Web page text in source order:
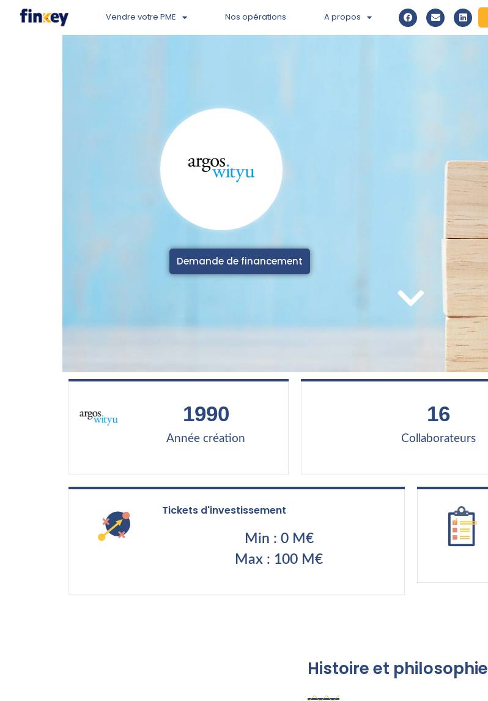
Vendre votre PME Nos opérations A propos
Demande de financement
Année création
1990
Collaborateurs
16
Tickets d'investissement
Min : 0 M€
Max : 100 M€
Histoire et philosophie